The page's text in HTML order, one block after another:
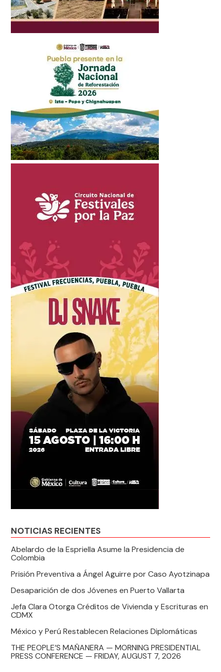
NOTICIAS RECIENTES
Abelardo de la Espriella Asume la Presidencia de
Colombia
Prisión Preventiva a Ángel Aguirre por Caso Ayotzinapa
Desaparición de dos Jóvenes en Puerto Vallarta
Jefa Clara Otorga Créditos de Vivienda y Escrituras en
CDMX
México y Perú Restablecen Relaciones Diplomáticas
THE PEOPLE’S MAÑANERA — MORNING PRESIDENTIAL
PRESS CONFERENCE — FRIDAY, AUGUST 7, 2026